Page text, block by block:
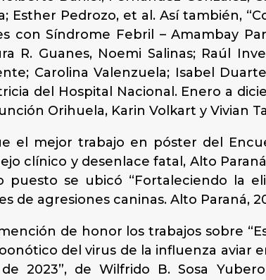
Esther Pedrozo, et al. Así también,
con Síndrome Febril – Amambay
R. Guanes, Noemi Salinas; Raúl
Carolina Valenzuela; Isabel
del Hospital Nacional. Enero a
Orihuela, Karin Volkart y Vivian
el mejor trabajo en póster del
clínico y desenlace fatal, Alto
puesto se ubicó “Fortaleciendo la
de agresiones caninas. Alto Paraná,
de honor los trabajos sobre
del virus de la influenza aviar
2023”, de Wilfrido B. Sosa